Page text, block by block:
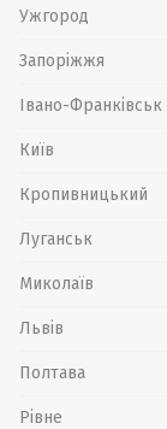
Ужгород
Запоріжжя
Івано-Франківськ
Київ
Кропивницький
Луганськ
Миколаїв
Львів
Полтава
Рівне